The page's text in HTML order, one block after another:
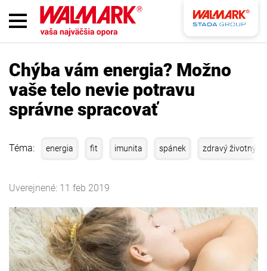
Chýba vám energia? Možno
vaše telo nevie potravu
správne spracovať
Téma: energia fit imunita spánek zdravý životný
Uverejnené: 11 feb 2019